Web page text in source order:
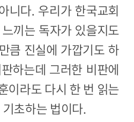
니다. 우리가 한국교회
끼는 독자가 있을지도
큼 진실에 가깝기도 하
하는데 그러한 비판에
이라도 다시 한 번 읽는
초하는 법이다.